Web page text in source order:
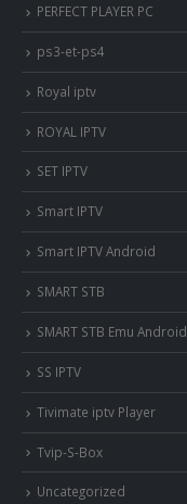
PERFECT PLAYER PC
ps3-et-ps4
Royal iptv
ROYAL IPTV
SET IPTV
Smart IPTV
Smart IPTV Android
SMART STB
SMART STB Emu Android
SS IPTV
Tivimate iptv Player
Tvip-S-Box
Uncategorized